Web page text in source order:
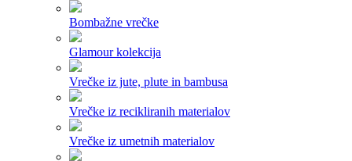
Bombažne vrečke
Glamour kolekcija
Vrečke iz jute, plute in bambusa
Vrečke iz recikliranih materialov
Vrečke iz umetnih materialov